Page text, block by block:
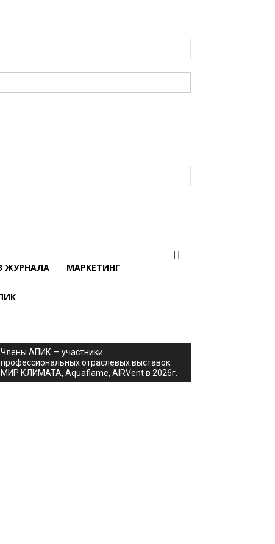
ЖУРНАЛА МАРКЕТИНГ
Члены АПИК — участники
профессиональных отраслевых выставок:
МИР КЛИМАТА, Aquaflame, AIRVent в 2026г.